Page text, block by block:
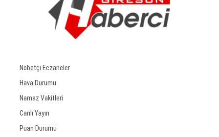
Nöbetçi Eczaneler
Hava Durumu
Namaz Vakitleri
Canlı Yayın
Puan Durumu